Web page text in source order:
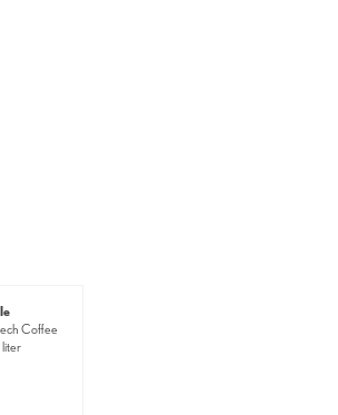
Coffee
liter